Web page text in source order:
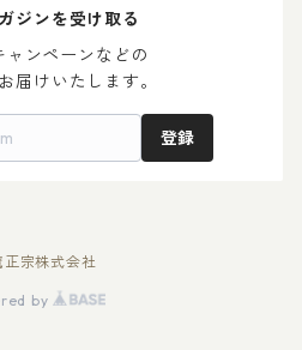
ジンを受け取る
ャンペーンなどの
届けいたします。
登録
宗株式会社
by